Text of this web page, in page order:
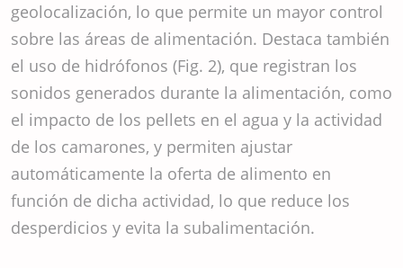
geolocalización, lo que permite un mayor control
sobre las áreas de alimentación. Destaca también
el uso de hidrófonos (Fig. 2), que registran los
sonidos generados durante la alimentación, como
el impacto de los pellets en el agua y la actividad
de los camarones, y permiten ajustar
automáticamente la oferta de alimento en
función de dicha actividad, lo que reduce los
desperdicios y evita la subalimentación.